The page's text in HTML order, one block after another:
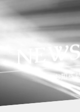
お知ら